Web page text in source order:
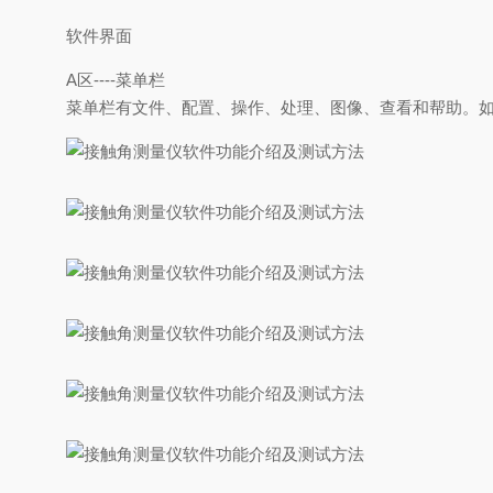
软件界面
A区----菜单栏
菜单栏有文件、配置、操作、处理、图像、查看和帮助。